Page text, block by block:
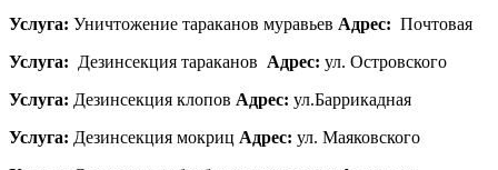
Услуга: Уничтожение тараканов муравьев Адрес: Почтовая
Услуга: Дезинсекция тараканов Адрес: ул. Островского
Услуга: Дезинсекция клопов Адрес: ул.Баррикадная
Услуга: Дезинсекция мокриц Адрес: ул. Маяковского